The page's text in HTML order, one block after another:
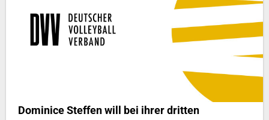
Dominice Steffen will bei ihrer dritten